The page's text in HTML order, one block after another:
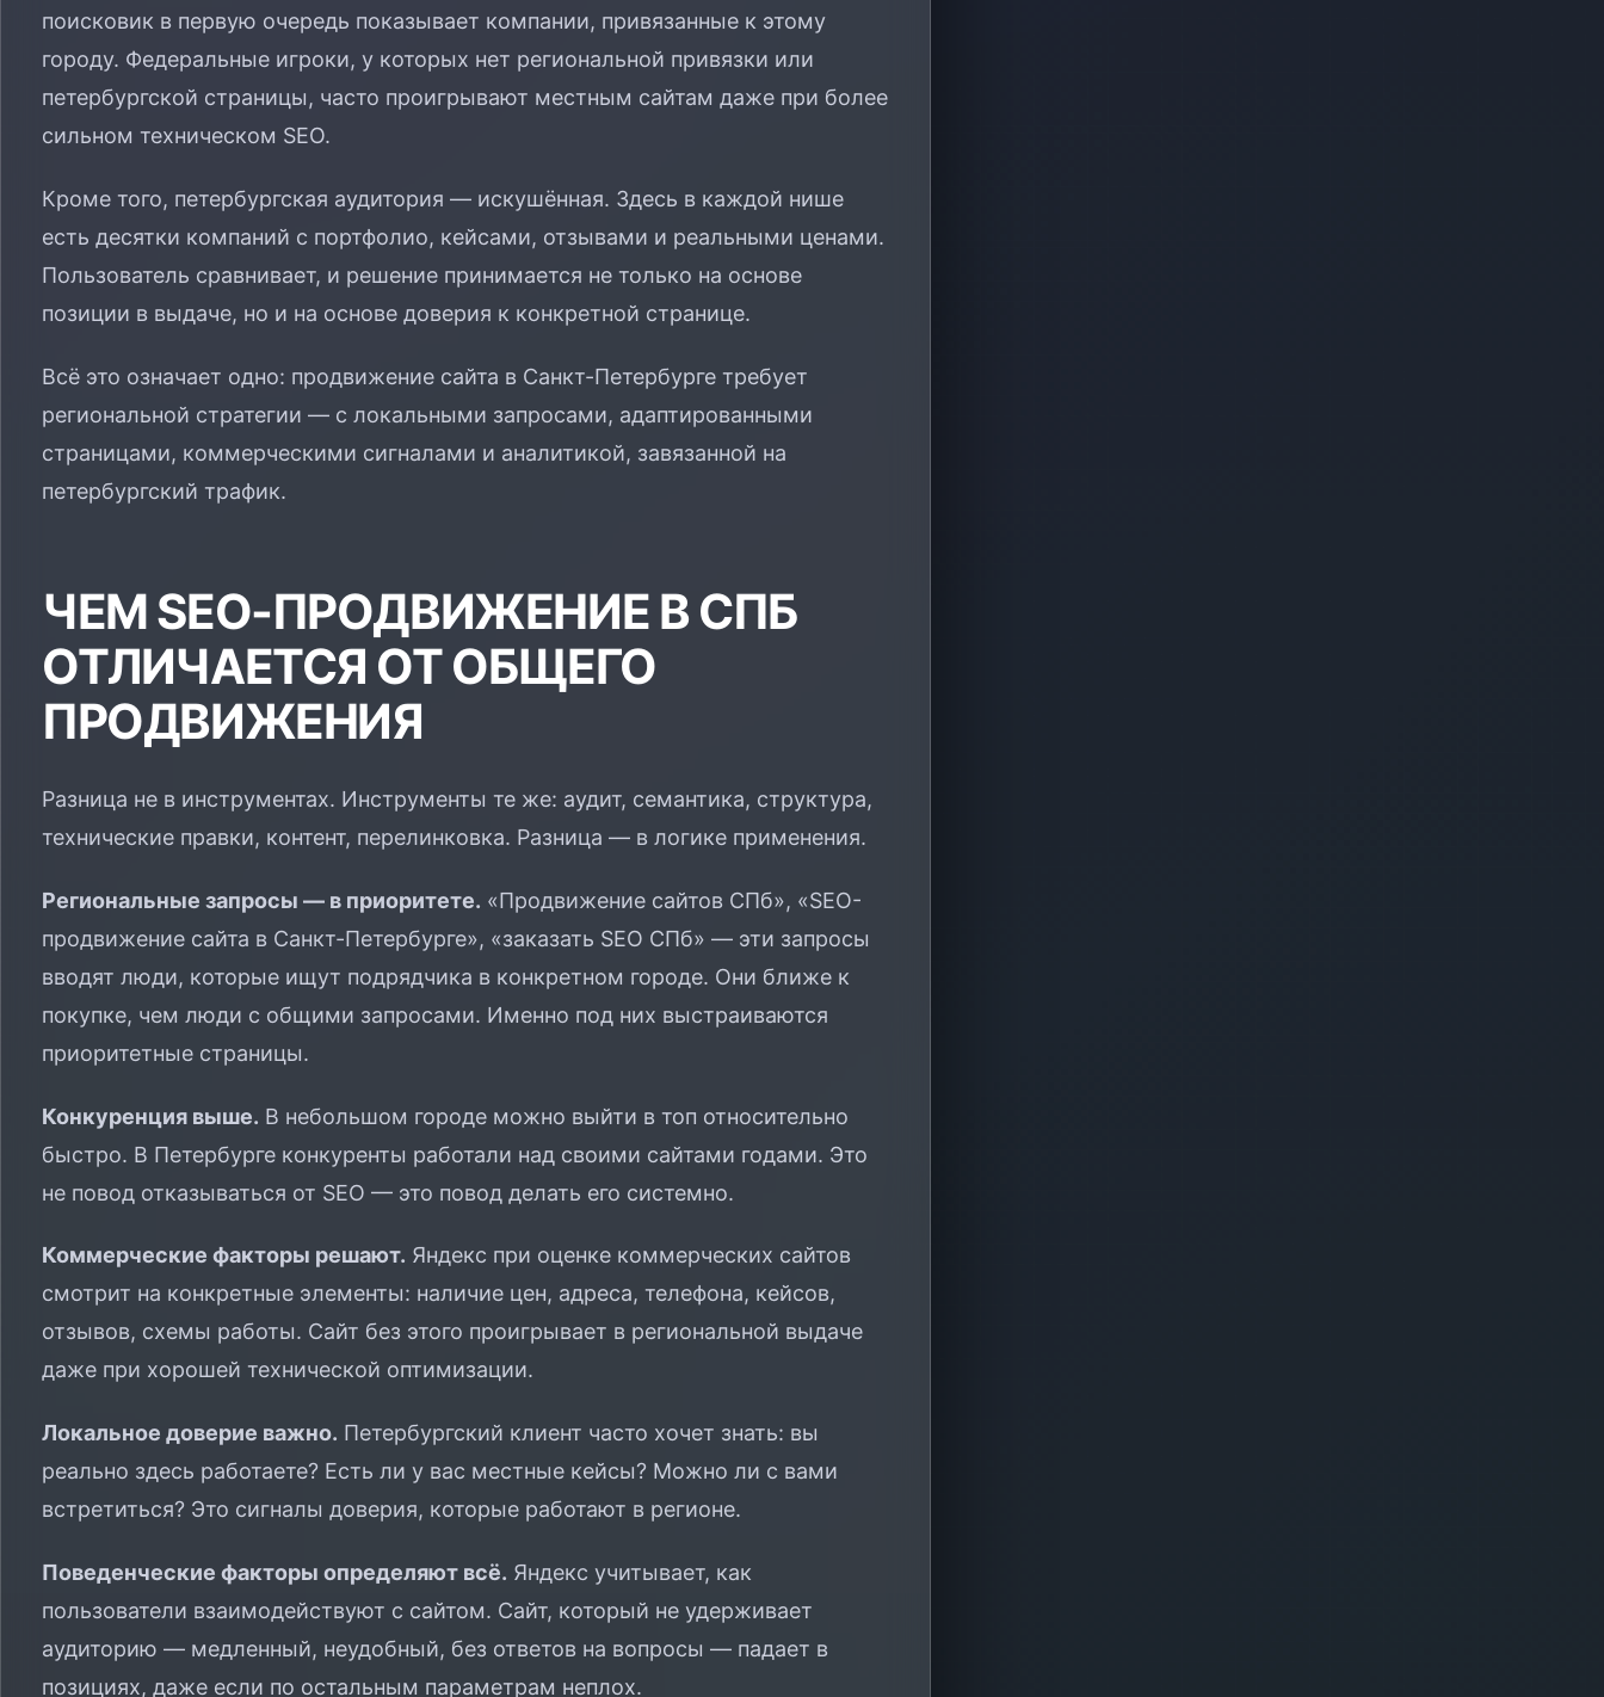
поисковик в первую очередь показывает компании, привязанные к этому
городу. Федеральные игроки, у которых нет региональной привязки или
петербургской страницы, часто проигрывают местным сайтам даже при более
сильном техническом SEO.
Кроме того, петербургская аудитория — искушённая. Здесь в каждой нише
есть десятки компаний с портфолио, кейсами, отзывами и реальными ценами.
Пользователь сравнивает, и решение принимается не только на основе
позиции в выдаче, но и на основе доверия к конкретной странице.
Всё это означает одно: продвижение сайта в Санкт-Петербурге требует
региональной стратегии — с локальными запросами, адаптированными
страницами, коммерческими сигналами и аналитикой, завязанной на
петербургский трафик.
ЧЕМ SEO-ПРОДВИЖЕНИЕ В СПБ
ОТЛИЧАЕТСЯ ОТ ОБЩЕГО
ПРОДВИЖЕНИЯ
Разница не в инструментах. Инструменты те же: аудит, семантика, структура,
технические правки, контент, перелинковка. Разница — в логике применения.
Региональные запросы — в приоритете. «Продвижение сайтов СПб», «SEO-
продвижение сайта в Санкт-Петербурге», «заказать SEO СПб» — эти запросы
вводят люди, которые ищут подрядчика в конкретном городе. Они ближе к
покупке, чем люди с общими запросами. Именно под них выстраиваются
приоритетные страницы.
Конкуренция выше. В небольшом городе можно выйти в топ относительно
быстро. В Петербурге конкуренты работали над своими сайтами годами. Это
не повод отказываться от SEO — это повод делать его системно.
Коммерческие факторы решают. Яндекс при оценке коммерческих сайтов
смотрит на конкретные элементы: наличие цен, адреса, телефона, кейсов,
отзывов, схемы работы. Сайт без этого проигрывает в региональной выдаче
даже при хорошей технической оптимизации.
Локальное доверие важно. Петербургский клиент часто хочет знать: вы
реально здесь работаете? Есть ли у вас местные кейсы? Можно ли с вами
встретиться? Это сигналы доверия, которые работают в регионе.
Поведенческие факторы определяют всё. Яндекс учитывает, как
пользователи взаимодействуют с сайтом. Сайт, который не удерживает
аудиторию — медленный, неудобный, без ответов на вопросы — падает в
позициях, даже если по остальным параметрам неплох.